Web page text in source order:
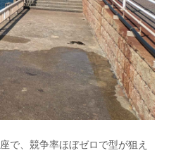
で、競争率ほぼゼロで型が狙え